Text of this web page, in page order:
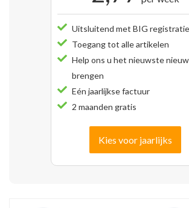
Uitsluitend met BIG registratie
Toegang tot alle artikelen
Help ons u het nieuwste
brengen
Eén jaarlijkse factuur
2 maanden gratis
Kies voor jaarlijks